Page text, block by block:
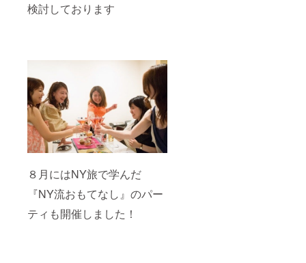
検討しております
８月にはNY旅で学んだ
『NY流おもてなし』のパー
ティも開催しました！